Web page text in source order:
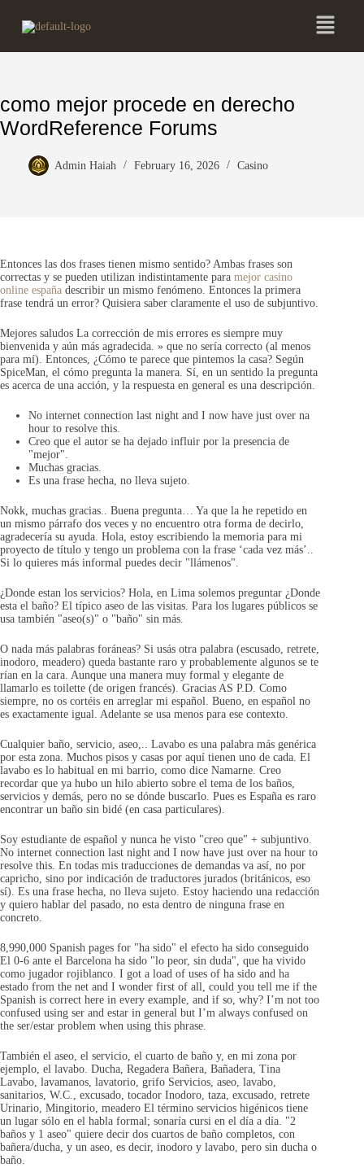
como mejor procede en derecho
WordReference Forums
Admin Haiah February 16, 2026 Casino
Entonces las dos frases tienen mismo sentido? Ambas frases son
correctas y se pueden utilizan indistintamente para mejor casino
online españa describir un mismo fenómeno. Entonces la primera
frase tendrá un error? Quisiera saber claramente el uso de subjuntivo.
Mejores saludos La corrección de mis errores es siempre muy
bienvenida y aún más agradecida. » que no sería correcto (al menos
para mí). Entonces, ¿Cómo te parece que pintemos la casa? Según
SpiceMan, el cómo pregunta la manera. Sí, en un sentido la pregunta
es acerca de una acción, y la respuesta en general es una descripción.
No internet connection last night and I now have just over na
hour to resolve this.
Creo que el autor se ha dejado influir por la presencia de
"mejor".
Muchas gracias.
Es una frase hecha, no lleva sujeto.
Nokk, muchas gracias.. Buena pregunta… Ya que la he repetido en
un mismo párrafo dos veces y no encuentro otra forma de decirlo,
agradecería su ayuda. Hola, estoy escribiendo la memoria para mi
proyecto de título y tengo un problema con la frase ‘cada vez más’..
Si lo quieres más informal puedes decir "llámenos".
¿Donde estan los servicios? Hola, en Lima solemos preguntar ¿Donde
esta el baño? El típico aseo de las visitas. Para los lugares públicos se
usa también "aseo(s)" o "baño" sin más.
O nada más palabras foráneas? Si usás otra palabra (escusado, retrete,
inodoro, meadero) queda bastante raro y probablemente algunos se te
rían en la cara. Aunque una manera muy formal y elegante de
llamarlo es toilette (de origen francés). Gracias AS P.D. Como
siempre, no os cortéis en arreglar mi español. Bueno, en español no
es exactamente igual. Adelante se usa menos para ese contexto.
Cualquier baño, servicio, aseo,.. Lavabo es una palabra más genérica
por esta zona. Muchos pisos y casas por aquí tienen uno de cada. El
lavabo es lo habitual en mi barrio, como dice Namarne. Creo
recordar que ya hubo un hilo abierto sobre el tema de los baños,
servicios y demás, pero no se dónde buscarlo. Pues es España es raro
encontrar un baño sin bidé (en casa particulares).
Soy estudiante de español y nunca he visto "creo que" + subjuntivo.
No internet connection last night and I now have just over na hour to
resolve this. En todas mis traducciones de demandas va así, no por
capricho, sino por indicación de traductores jurados (británicos, eso
sí). Es una frase hecha, no lleva sujeto. Estoy haciendo una redacción
y quiero hablar del pasado, no esta dentro de ninguna frase en
concreto.
8,990,000 Spanish pages for "ha sido" el efecto ha sido conseguido
El 0-6 ante el Barcelona ha sido "lo peor, sin duda", que ha vivido
como jugador rojiblanco. I got a load of uses of ha sido and ha
estado from the net and I wonder first of all, could you tell me if the
Spanish is correct here in every example, and if so, why? I’m not too
confused using ser and estar in general but I’m always confused on
the ser/estar problem when using this phrase.
También el aseo, el servicio, el cuarto de baño y, en mi zona por
ejemplo, el lavabo. Ducha, Regadera Bañera, Bañadera, Tina
Lavabo, lavamanos, lavatorio, grifo Servicios, aseo, lavabo,
sanitarios, W.C., excusado, tocador Inodoro, taza, excusado, retrete
Urinario, Mingitorio, meadero El término servicios higénicos tiene
un lugar sólo en el habla formal; sonaría cursi en el día a día. "2
baños y 1 aseo" quiere decir dos cuartos de baño completos, con
bañera/ducha, y un aseo, es decir, inodoro y lavabo, pero sin ducha o
baño.